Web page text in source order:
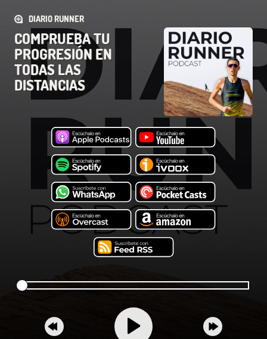
DIARIO RUNNER
COMPRUEBA TU
PROGRESIÓN EN
TODAS LAS
DISTANCIAS